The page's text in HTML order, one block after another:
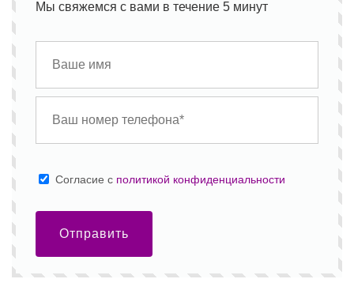
Мы свяжемся с вами в течение 5 минут
Cогласие с политикой конфиденциальности
Отправить